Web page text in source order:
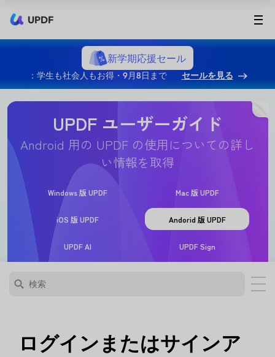
UPDF
新学期応援セール
：学生も社会人もお得・9月8日まで セールを見る
UPDF ユーザーガイド
Android 用の UPDF の使用についての詳し
い情報を取得
Windows 版 UPDF Mac 版 UPDF
iOS 版 UPDF Andorid 版 UPDF
UPDF AI UPDF Sign
ログインまたはサインア